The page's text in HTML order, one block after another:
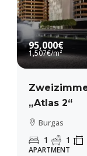
95,000€
1,507€/m²
„Atlas 2“
Burgas
1 1
APARTMENT